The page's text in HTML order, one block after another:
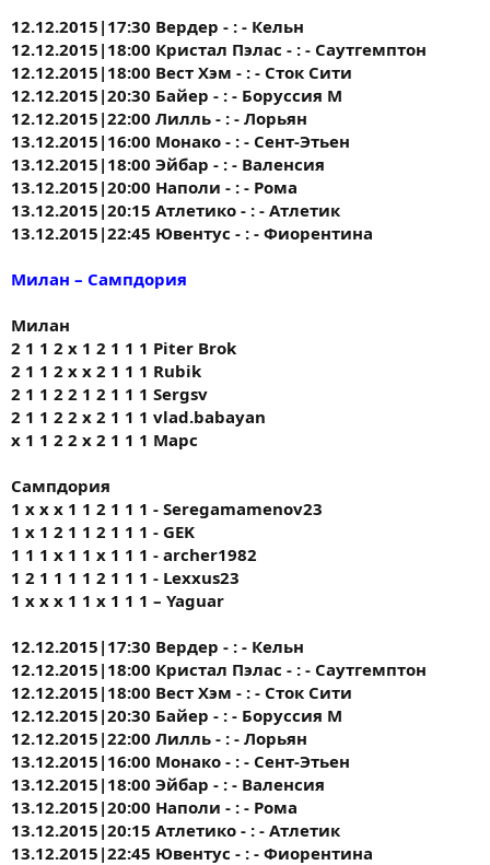
12.12.2015|17:30 Вердер - : - Кельн
12.12.2015|18:00 Кристал Пэлас - : - Саутгемптон
12.12.2015|18:00 Вест Хэм - : - Сток Сити
12.12.2015|20:30 Байер - : - Боруссия М
12.12.2015|22:00 Лилль - : - Лорьян
13.12.2015|16:00 Монако - : - Сент-Этьен
13.12.2015|18:00 Эйбар - : - Валенсия
13.12.2015|20:00 Наполи - : - Рома
13.12.2015|20:15 Атлетико - : - Атлетик
13.12.2015|22:45 Ювентус - : - Фиорентина
Милан – Сампдория
Милан
2 1 1 2 х 1 2 1 1 1 Piter Brok
2 1 1 2 х х 2 1 1 1 Rubik
2 1 1 2 2 1 2 1 1 1 Sergsv
2 1 1 2 2 х 2 1 1 1 vlad.babayan
х 1 1 2 2 х 2 1 1 1 Марс
Сампдория
1 х х х 1 1 2 1 1 1 - Seregamamenov23
1 х 1 2 1 1 2 1 1 1 - GEK
1 1 1 х 1 1 х 1 1 1 - archer1982
1 2 1 1 1 1 2 1 1 1 - Lexxus23
1 х х х 1 1 х 1 1 1 – Yaguar
12.12.2015|17:30 Вердер - : - Кельн
12.12.2015|18:00 Кристал Пэлас - : - Саутгемптон
12.12.2015|18:00 Вест Хэм - : - Сток Сити
12.12.2015|20:30 Байер - : - Боруссия М
12.12.2015|22:00 Лилль - : - Лорьян
13.12.2015|16:00 Монако - : - Сент-Этьен
13.12.2015|18:00 Эйбар - : - Валенсия
13.12.2015|20:00 Наполи - : - Рома
13.12.2015|20:15 Атлетико - : - Атлетик
13.12.2015|22:45 Ювентус - : - Фиорентина